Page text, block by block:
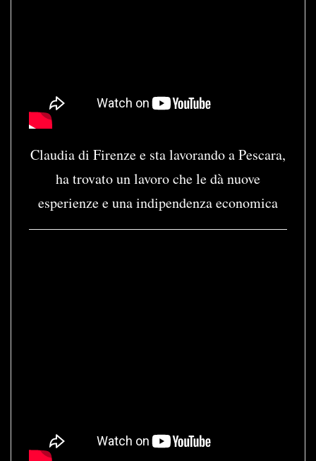
Claudia di Firenze e sta lavorando a Pescara,
ha trovato un lavoro che le dà nuove
esperienze e una indipendenza economica